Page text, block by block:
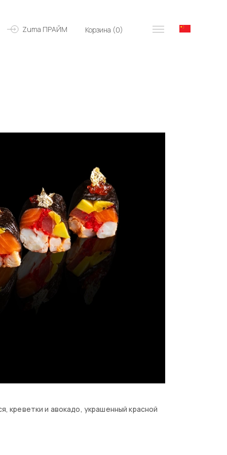
Zuma ПРАЙМ Корзина (0)
креветки и авокадо, украшенный красной